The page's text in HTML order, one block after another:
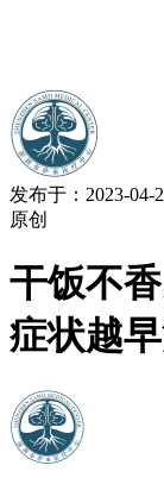
发布于：2023-04-
原创
干饭不
症状越